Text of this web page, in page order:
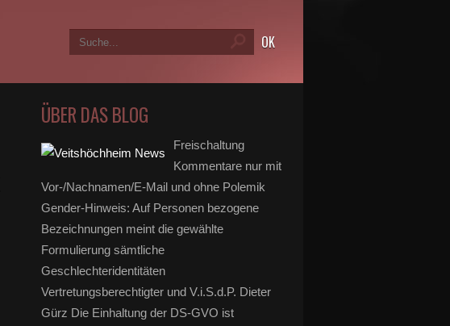
ÜBER DAS BLOG
Freischaltung
Kommentare nur mit
Vor-/Nachnamen/E-Mail und ohne Polemik
Gender-Hinweis: Auf Personen bezogene
Bezeichnungen meint die gewählte
Formulierung sämtliche
Geschlechteridentitäten
Vertretungsberechtigter und V.i.S.d.P. Dieter
Gürz Die Einhaltung der DS-GVO ist